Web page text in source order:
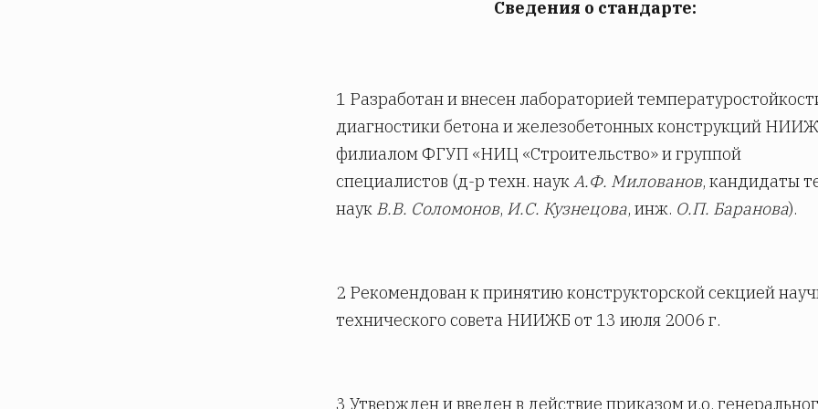
Сведения о стандарте:
1 Разработан и внесен лабораторией
диагностики бетона и железобетонных конструкций
филиалом ФГУП «НИЦ «Строительство» и группой
специалистов (д-р техн. наукА.Ф. Милованов, кандидаты
наук В.В. Соломонов, И.С. Кузнецова, инж. О.П. Баранова).
2 Рекомендован к принятию конструкторской секцией
технического совета НИИЖБ от 13 июля 2006 г.
3 Утвержден и введен в действие приказом и.о.